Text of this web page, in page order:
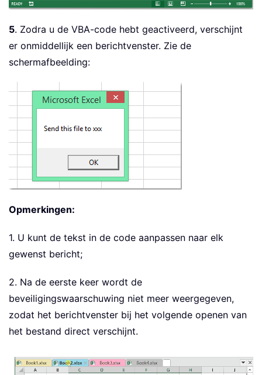
5. Zodra u de VBA-code hebt geactiveerd, verschijnt
er onmiddellijk een berichtvenster. Zie de
schermafbeelding:
Opmerkingen:
1. U kunt de tekst in de code aanpassen naar elk
gewenst bericht;
2. Na de eerste keer wordt de
beveiligingswaarschuwing niet meer weergegeven,
zodat het berichtvenster bij het volgende openen van
het bestand direct verschijnt.